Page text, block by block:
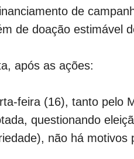
de
de doação estimável
após as ações:
feira (16), tanto pelo
questionando
não há motivos